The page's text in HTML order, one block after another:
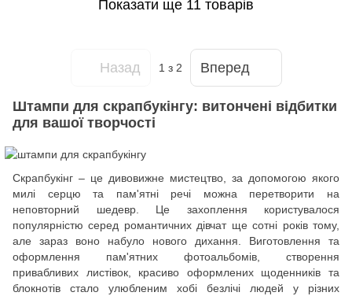
Показати ще 11 товарів
Назад 1 з 2 Вперед
Штампи для скрапбукінгу: витончені відбитки
для вашої творчості
Скрапбукінг – це дивовижне мистецтво, за допомогою якого
милі серцю та пам'ятні речі можна перетворити на
неповторний шедевр. Це захоплення користувалося
популярністю серед романтичних дівчат ще сотні років тому,
але зараз воно набуло нового дихання. Виготовлення та
оформлення пам'ятних фотоальбомів, створення
привабливих листівок, красиво оформлених щоденників та
блокнотів стало улюбленим хобі безлічі людей у різних